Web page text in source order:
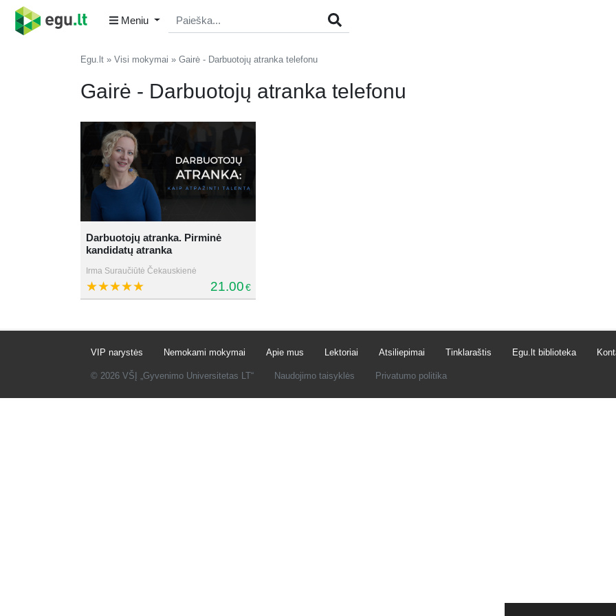
Meniu
Egu.lt Visi mokymai Gairė - Darbuotojų atranka telefonu
Gairė - Darbuotojų atranka telefonu
Darbuotojų atranka. Pirminė
kandidatų atranka
Irma Suraučiūtė Čekauskienė
21.00€
VIP narystės Nemokami mokymai Apie mus Lektoriai Atsiliepimai Tinklaraštis Egu.lt biblioteka
© 2026 VŠĮ „Gyvenimo Universitetas LT“ Naudojimo taisyklės Privatumo politika